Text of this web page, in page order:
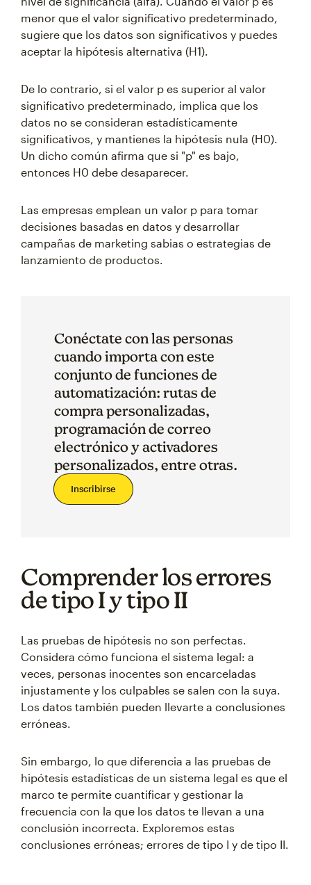
menor que el valor significativo predeterminado,
sugiere que los datos son significativos y puedes
aceptar la hipótesis alternativa (H1).
De lo contrario, si el valor p es superior al valor
significativo predeterminado, implica que los
datos no se consideran estadísticamente
significativos, y mantienes la hipótesis nula (H0).
Un dicho común afirma que si "p" es bajo,
entonces H0 debe desaparecer.
Las empresas emplean un valor p para tomar
decisiones basadas en datos y desarrollar
campañas de marketing sabias o estrategias de
lanzamiento de productos.
Conéctate con las personas
cuando importa con este
conjunto de funciones de
automatización: rutas de
compra personalizadas,
programación de correo
electrónico y activadores
personalizados, entre otras.
Inscribirse
Comprender los errores
de tipo I y tipo II
Las pruebas de hipótesis no son perfectas.
Considera cómo funciona el sistema legal: a
veces, personas inocentes son encarceladas
injustamente y los culpables se salen con la suya.
Los datos también pueden llevarte a conclusiones
erróneas.
Sin embargo, lo que diferencia a las pruebas de
hipótesis estadísticas de un sistema legal es que el
marco te permite cuantificar y gestionar la
frecuencia con la que los datos te llevan a una
conclusión incorrecta. Exploremos estas
conclusiones erróneas; errores de tipo I y de tipo II.